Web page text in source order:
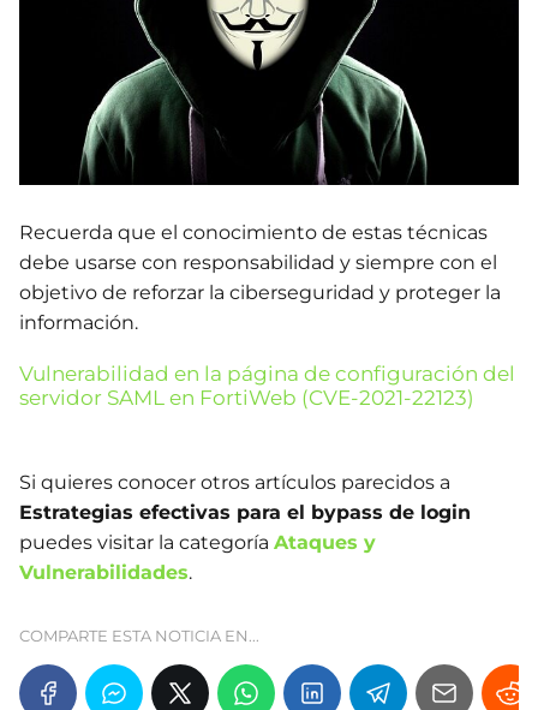
Recuerda que el conocimiento de estas técnicas
debe usarse con responsabilidad y siempre con el
objetivo de reforzar la ciberseguridad y proteger la
información.
Vulnerabilidad en la página de configuración del
servidor SAML en FortiWeb (CVE-2021-22123)
Si quieres conocer otros artículos parecidos a
Estrategias efectivas para el bypass de login
puedes visitar la categoría Ataques y
Vulnerabilidades.
COMPARTE ESTA NOTICIA EN...